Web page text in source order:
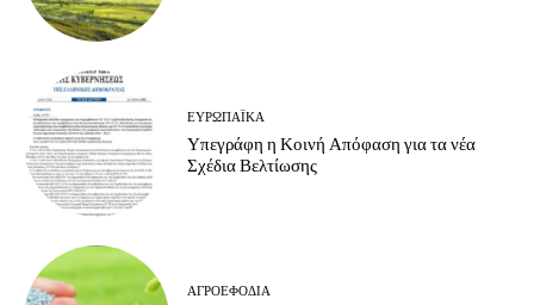
ΕΥΡΩΠΑΪΚΆ
Υπεγράφη η Κοινή Απόφαση για τα νέα
Σχέδια Βελτίωσης
ΑΓΡΟΕΦΌΔΙΑ